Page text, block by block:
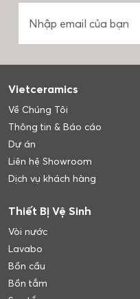
Vietceramics
Về Chúng Tôi
Thông tin & Báo cáo
Dự án
Liên hệ Showroom
Dịch vụ khách hàng
Thiết Bị Vệ Sinh
Vòi nước
Lavabo
Bồn cầu
Bồn tắm